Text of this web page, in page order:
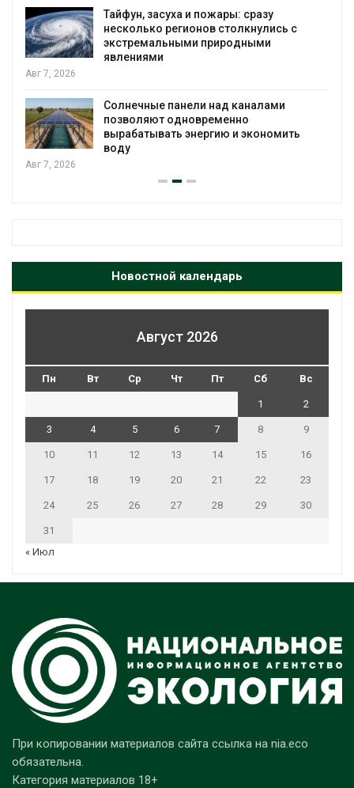
Тайфун, засуха и пожары: сразу
несколько регионов столкнулись с
экстремальными природными
явлениями
Авг 7, 2026
Солнечные панели над каналами
позволяют одновременно
вырабатывать энергию и экономить
воду
Авг 7, 2026
Новостной календарь
Август 2026
Пн Вт Ср Чт Пт Сб Вс
1 2
3 4 5 6 7 8 9
10 11 12 13 14 15 16
17 18 19 20 21 22 23
24 25 26 27 28 29 30
31
« Июл
При копировании материалов сайта ссылка на nia.eco
обязательна.
Категория материалов 18+